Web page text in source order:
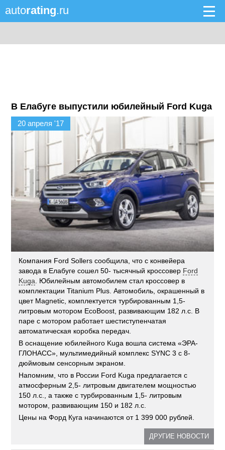
autorating.ru
В Елабуге выпустили юбилейный Ford Kuga
20 апреля '17
Компания Ford Sollers сообщила, что с конвейера
завода в Елабуге сошел 50- тысячный кроссовер Ford
Kuga . Юбилейным автомобилем стал кроссовер в
комплектации Titanium Plus. Автомобиль, окрашенный в
цвет Magnetic, комплектуется турбированным 1,5-
литровым мотором EcoBoost, развивающим 182 л.с. В
паре с мотором работает шестиступенчатая
автоматическая коробка передач.
В оснащение юбилейного Kuga вошла система «ЭРА-
ГЛОНАСС», мультимедийный комплекс SYNC 3 с 8-
дюймовым сенсорным экраном.
Напомним, что в России Ford Kuga предлагается с
атмосферным 2,5- литровым двигателем мощностью
150 л.с., а также с турбированным 1,5- литровым
мотором, развивающим 150 и 182 л.с.
Цены на Форд Куга начинаются от 1 399 000 рублей.
ДРУГИЕ НОВОСТИ